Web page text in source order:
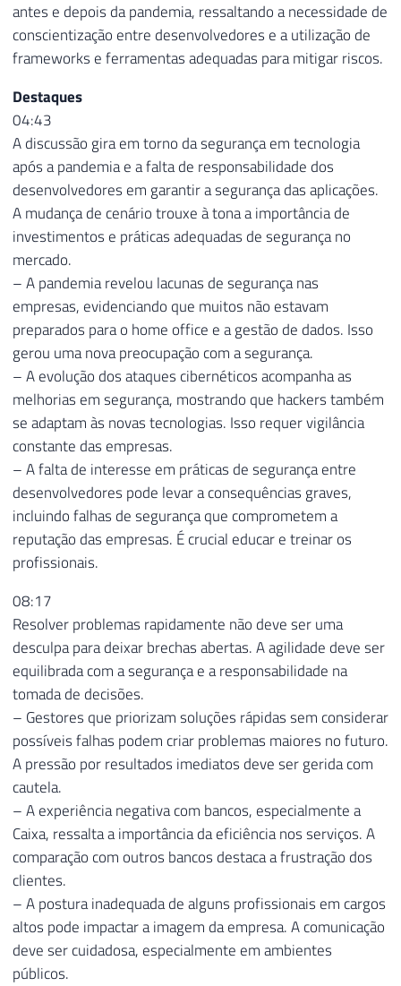
antes e depois da pandemia, ressaltando a necessidade de
conscientização entre desenvolvedores e a utilização de
frameworks e ferramentas adequadas para mitigar riscos.
Destaques
04:43
A discussão gira em torno da segurança em tecnologia
após a pandemia e a falta de responsabilidade dos
desenvolvedores em garantir a segurança das aplicações.
A mudança de cenário trouxe à tona a importância de
investimentos e práticas adequadas de segurança no
mercado.
– A pandemia revelou lacunas de segurança nas
empresas, evidenciando que muitos não estavam
preparados para o home office e a gestão de dados. Isso
gerou uma nova preocupação com a segurança.
– A evolução dos ataques cibernéticos acompanha as
melhorias em segurança, mostrando que hackers também
se adaptam às novas tecnologias. Isso requer vigilância
constante das empresas.
– A falta de interesse em práticas de segurança entre
desenvolvedores pode levar a consequências graves,
incluindo falhas de segurança que comprometem a
reputação das empresas. É crucial educar e treinar os
profissionais.
08:17
Resolver problemas rapidamente não deve ser uma
desculpa para deixar brechas abertas. A agilidade deve ser
equilibrada com a segurança e a responsabilidade na
tomada de decisões.
– Gestores que priorizam soluções rápidas sem considerar
possíveis falhas podem criar problemas maiores no futuro.
A pressão por resultados imediatos deve ser gerida com
cautela.
– A experiência negativa com bancos, especialmente a
Caixa, ressalta a importância da eficiência nos serviços. A
comparação com outros bancos destaca a frustração dos
clientes.
– A postura inadequada de alguns profissionais em cargos
altos pode impactar a imagem da empresa. A comunicação
deve ser cuidadosa, especialmente em ambientes
públicos.